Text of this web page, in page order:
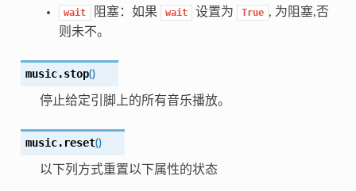
wait 阻塞：如果 wait 设置为 True , 为阻塞,否
则未不。
music.stop()
停止给定引脚上的所有音乐播放。
music. reset()
以下列方式重置以下属性的状态